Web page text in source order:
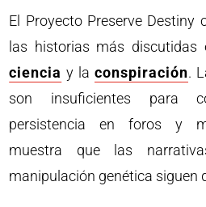
El Proyecto Preserve Destiny
las historias más
ciencia y la conspiración.
son insuficientes para
persistencia en foros y
muestra que las
manipulación genética siguen